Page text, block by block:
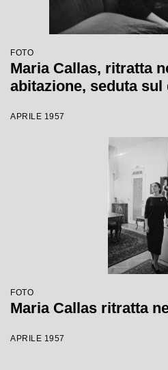
FOTO
Maria Callas, ritratta
abitazione, seduta
APRILE 1957
FOTO
Maria Callas ritratta
APRILE 1957